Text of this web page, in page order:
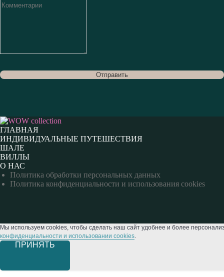
Отправить
ГЛАВНАЯ
ИНДИВИДУАЛЬНЫЕ ПУТЕШЕСТВИЯ
ШАЛЕ
ВИЛЛЫ
О НАС
Политика обработки персональных данных
Политика конфиденциальности и использования cookies
Мы используем cookies, чтобы сделать наш сайт удобнее и более
конфиденциальности и использовании cookies
ПРИНЯТЬ